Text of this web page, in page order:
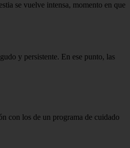
se vuelve intensa, momento en que
y persistente. En ese punto, las
con los de un programa de cuidado